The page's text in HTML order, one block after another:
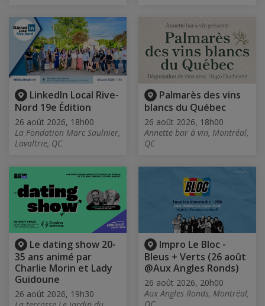
LinkedIn Local Rive-
Nord 19e Édition
26 août 2026, 18h00
La Fondation Marc Saulnier,
Lavaltrie, QC
Palmarès des vins
blancs du Québec
26 août 2026, 18h00
Annette bar à vin, Montréal,
QC
Le dating show 20-
35 ans animé par
Charlie Morin et Lady
Guidoune
26 août 2026, 19h30
Impro Le Bloc -
Bleus + Verts (26 août
@Aux Angles Ronds)
26 août 2026, 20h00
Aux Angles Ronds, Montréal,